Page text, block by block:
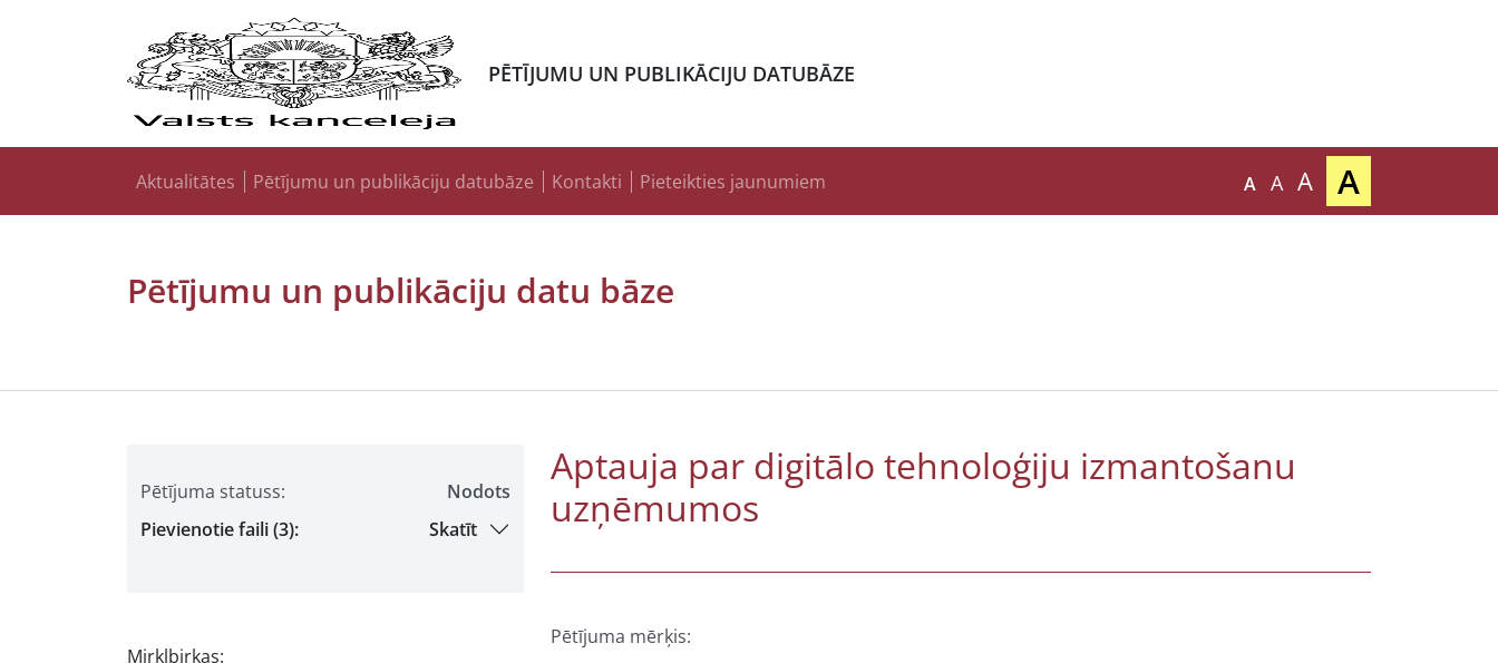
PĒTĪJUMU UN PUBLIKĀCIJU DATUBĀZE
Aktualitātes Pētījumu un publikāciju datubāze Kontakti Pieteikties jaunumiem A A A A
Pētījumu un publikāciju datu bāze
Pētījuma statuss:
Nodots
Pievienotie faili (3):
Skatīt
Mirkļbirkas:
Aptauja par digitālo tehnoloģiju izmantošanu
uzņēmumos
Pētījuma mērķis: